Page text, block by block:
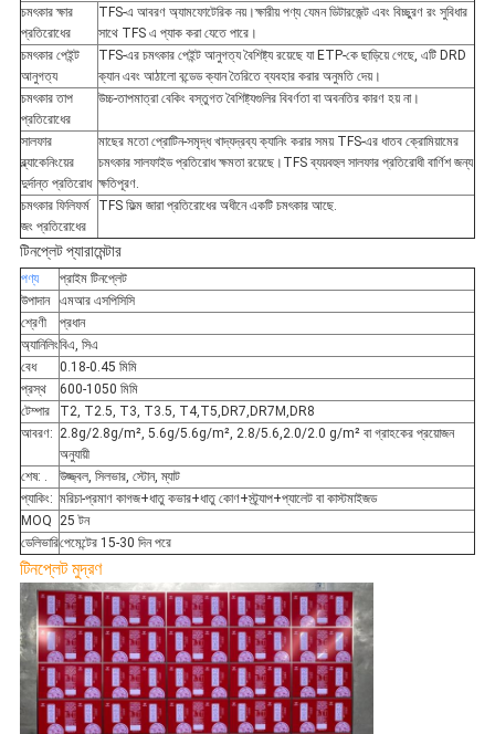
চমৎকার ক্ষার
প্রতিরোধের
TFS-এ আবরণ অ্যামফোটেরিক নয়।ক্ষারীয় পণ্য যেমন ডিটারজেন্ট এবং বিচ্ছুরণ রং সুবিধার
সাথে TFS এ প্যাক করা যেতে পারে।
চমৎকার পেইন্ট
আনুগত্য
TFS-এর চমৎকার পেইন্ট আনুগত্য বৈশিষ্ট্য রয়েছে যা ETP-কে ছাড়িয়ে গেছে, এটি DRD
ক্যান এবং আঠালো বন্ডেড ক্যান তৈরিতে ব্যবহার করার অনুমতি দেয়।
চমৎকার তাপ
প্রতিরোধের
উচ্চ-তাপমাত্রা বেকিং বস্তুগত বৈশিষ্ট্যগুলির বিবর্ণতা বা অবনতির কারণ হয় না।
সালফার
ব্ল্যাকেনিংয়ের
দুর্দান্ত প্রতিরোধ
মাছের মতো প্রোটিন-সমৃদ্ধ খাদ্যদ্রব্য ক্যানিং করার সময় TFS-এর ধাতব ক্রোমিয়ামের
চমৎকার সালফাইড প্রতিরোধ ক্ষমতা রয়েছে।TFS ব্যয়বহুল সালফার প্রতিরোধী বার্ণিশ জন্য
ক্ষতিপূরণ.
চমৎকার ফিলিফর্ম
জং প্রতিরোধের
TFS ফিল্ম জারা প্রতিরোধের অধীনে একটি চমৎকার আছে.
টিনপ্লেট প্যারামেন্টার
পণ্য
প্রাইম টিনপ্লেট
উপাদান
এমআর এসপিসিসি
শ্রেণী
প্রধান
অ্যানিলিংবিএ, সিএ
বেধ
0.18-0.45 মিমি
প্রস্থ
600-1050 মিমি
টেম্পার
T2, T2.5, T3, T3.5, T4,T5,DR7,DR7M,DR8
আবরণ: 2.8g/2.8g/m², 5.6g/5.6g/m², 2.8/5.6,2.0/2.0 g/m² বা গ্রাহকের প্রয়োজন
অনুযায়ী
শেষ: .
উজ্জ্বল, সিলভার, স্টোন, ম্যাট
প্যাকিং: মরিচা-প্রমাণ কাগজ+ধাতু কভার+ধাতু কোণ+স্ট্র্যাপ+প্যালেট বা কাস্টমাইজড
MOQ 25 টন
ডেলিভারিপেমেন্টের 15-30 দিন পরে
টিনপ্লেট মুদ্রণ